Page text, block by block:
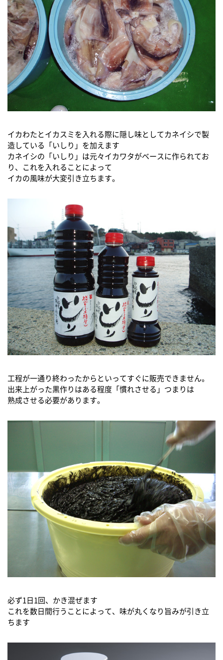
イカわたとイカスミを入れる際に隠し味としてカネイシで製
造している「いしり」を加えます
カネイシの「いしり」は元々イカワタがベースに作られてお
り、これを入れることによって
イカの風味が大変引き立ちます。
工程が一通り終わったからといってすぐに販売できません。
出来上がった黒作りはある程度「慣れさせる」つまりは
熟成させる必要があります。
必ず1日1回、かき混ぜます
これを数日間行うことによって、味が丸くなり旨みが引き立
ちます